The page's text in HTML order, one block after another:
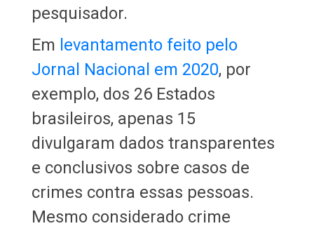
pesquisador.
Em levantamento feito pelo
Jornal Nacional em 2020, por
exemplo, dos 26 Estados
brasileiros, apenas 15
divulgaram dados transparentes
e conclusivos sobre casos de
crimes contra essas pessoas.
Mesmo considerado crime